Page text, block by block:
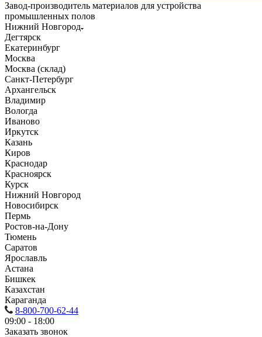
Завод-производитель материалов для устройства
промышленных полов
Нижний Новгород
Дегтярск
Екатеринбург
Москва
Москва (склад)
Санкт-Петербург
Архангельск
Владимир
Вологда
Иваново
Иркутск
Казань
Киров
Краснодар
Красноярск
Курск
Нижний Новгород
Новосибирск
Пермь
Ростов-на-Дону
Тюмень
Саратов
Ярославль
Астана
Бишкек
Казахстан
Караганда
8-800-700-62-44
09:00 - 18:00
Заказать звонок